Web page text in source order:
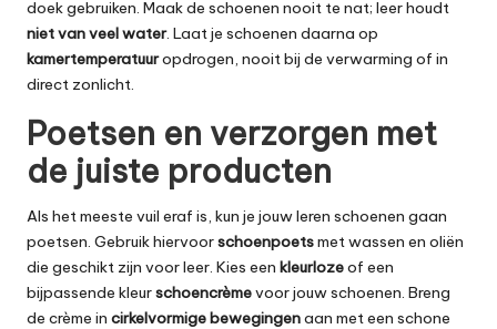
doek gebruiken. Maak de schoenen nooit te nat; leer houdt
niet van veel water. Laat je schoenen daarna op
kamertemperatuuropdrogen, nooit bij de verwarming of in
direct zonlicht.
Poetsen en verzorgen met
de juiste producten
Als het meeste vuil eraf is, kun je jouw leren schoenen gaan
poetsen. Gebruik hiervoorschoenpoetsmet wassen en oliën
die geschikt zijn voor leer. Kies een kleurlozeof een
bijpassende kleurschoencrèmevoor jouw schoenen. Breng
de crème in cirkelvormige bewegingenaan met een schone